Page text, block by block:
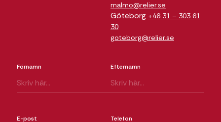
malmo@relier.se
Göteborg +46 31 – 303 61
30
goteborg@relier.se
Förnamn Efternamn
E-post Telefon